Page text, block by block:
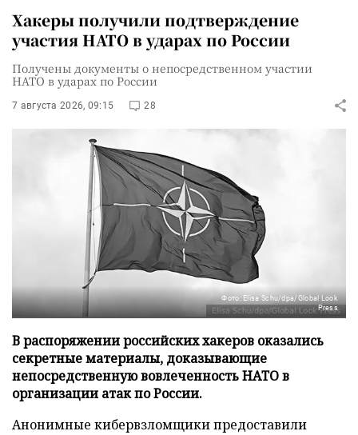
Хакеры получили подтверждение
участия НАТО в ударах по России
Получены документы о непосредственном участии
НАТО в ударах по России
7 августа 2026, 09:15 28
Фото: Elisa Schu/dpa/Global Look
Press
В распоряжении российских хакеров оказались
секретные материалы, доказывающие
непосредственную вовлеченность НАТО в
организации атак по России.
Анонимные кибервзломщики предоставили